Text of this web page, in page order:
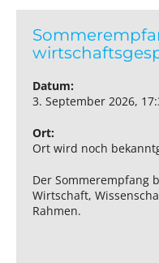
Datum:
3. September 2026,
Ort:
Ort wird noch
Der Sommerempfang
Wirtschaft,
Rahmen.